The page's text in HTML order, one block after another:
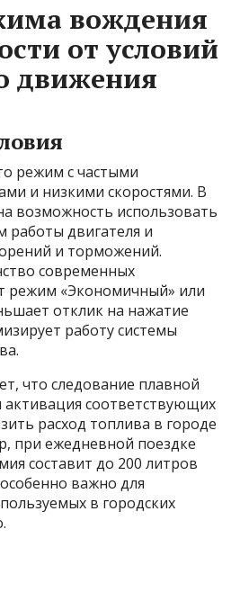
вождения
от условий
движения
режим с частыми
и низкими скоростями. В
возможность использовать
двигателя и
и торможений.
современных
режим «Экономичный» или
отклик на нажатие
работу системы
что следование плавной
активация соответствующих
расход топлива в городе
при ежедневной поездке
составит до 200 литров
важно для
в городских